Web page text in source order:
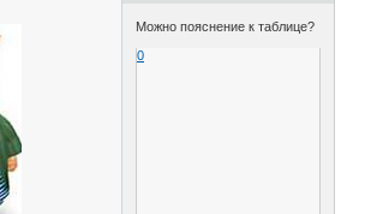
Можно пояснение к таблице?
0